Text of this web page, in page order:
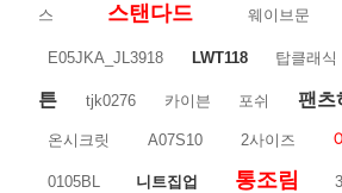
스 스탠다드 웨이브문
E05JKA_JL3918 LWT118 탑클래식
튼 tjk0276 카이븐 포쉬 팬츠
온시크릿 A07S10 2사이즈
0105BL 니트집업 통조림